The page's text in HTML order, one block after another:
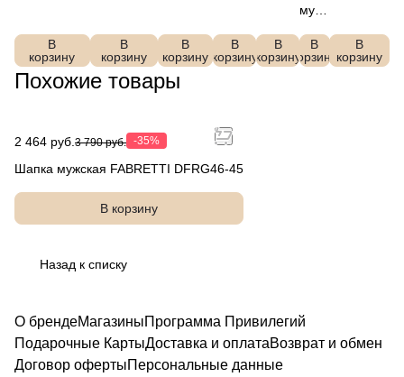
FABRETTI
YSKX5002-2
В
корзину
ая кожа
КРС
В
корзину
TI
UGS100
В
корзину
очки
FABRE
В
корзину
ки
FABRE
В
корзину
мужс
FAB
RET
В
корзину
р,FABRET
TI,
В
корзину
Похожие товары
2 464 руб. 3 790 руб. -35%
Шапка мужская FABRETTI DFRG46-45
В корзину
Назад к списку
О брендеМагазиныПрограмма Привилегий
Подарочные КартыДоставка и оплатаВозврат и обмен
Договор офертыПерсональные данные